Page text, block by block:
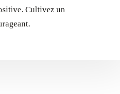
Cultivez un